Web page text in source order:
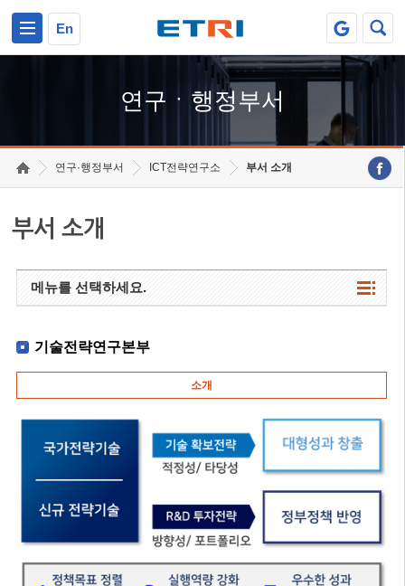
En
연구ㆍ행정부서
연구·행정부서 ICT전략연구소 부서 소개
부서 소개
메뉴를 선택하세요.
기술전략연구본부
소개